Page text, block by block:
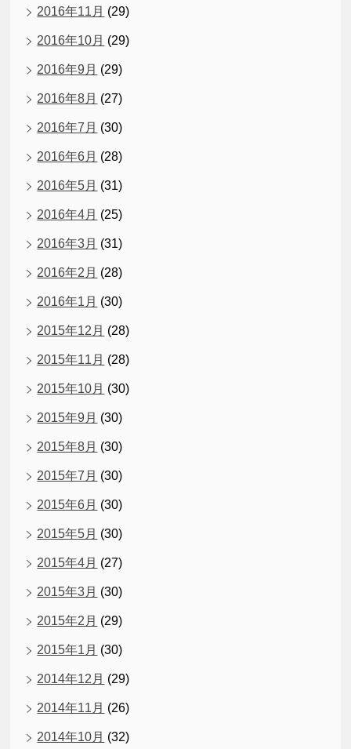
2016年11月 (29)
2016年10月 (29)
2016年9月 (29)
2016年8月 (27)
2016年7月 (30)
2016年6月 (28)
2016年5月 (31)
2016年4月 (25)
2016年3月 (31)
2016年2月 (28)
2016年1月 (30)
2015年12月 (28)
2015年11月 (28)
2015年10月 (30)
2015年9月 (30)
2015年8月 (30)
2015年7月 (30)
2015年6月 (30)
2015年5月 (30)
2015年4月 (27)
2015年3月 (30)
2015年2月 (29)
2015年1月 (30)
2014年12月 (29)
2014年11月 (26)
2014年10月 (32)